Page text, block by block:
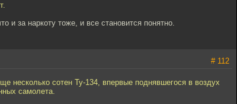
и за наркоту тоже, и все становится понятно.
# 112
несколько сотен Ту-134, впервые поднявшегося в воздух
самолета.